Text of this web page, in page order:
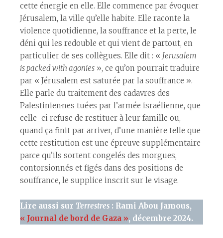
cette énergie en elle. Elle commence par évoquer
Jérusalem, la ville qu’elle habite. Elle raconte la
violence quotidienne, la souffrance et la perte, le
déni qui les redouble et qui vient de partout, en
particulier de ses collègues. Elle dit : « Jerusalem
is packed with agonies », ce qu’on pourrait traduire
par « Jérusalem est saturée par la souffrance ».
Elle parle du traitement des cadavres des
Palestinien·nes tué·es par l’armée israélienne, que
celle-ci refuse de restituer à leur famille ou,
quand ça finit par arriver, d’une manière telle que
cette restitution est une épreuve supplémentaire
parce qu’ils sortent congelés des morgues,
contorsionnés et figés dans des positions de
souffrance, le supplice inscrit sur le visage.
Lire aussi sur Terrestres : Rami Abou Jamous,
« Journal de bord de Gaza », décembre 2024.